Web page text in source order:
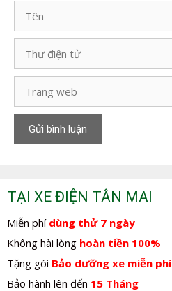
điện
tử
web
TẠI XE ĐIỆN TÂN MAI
Miễn phí dùng thử 7 ngày
Không hài lòng hoàn tiền 100%
Tặng gói Bảo dưỡng xe miễn phí
Bảo hành lên đến 15 Tháng